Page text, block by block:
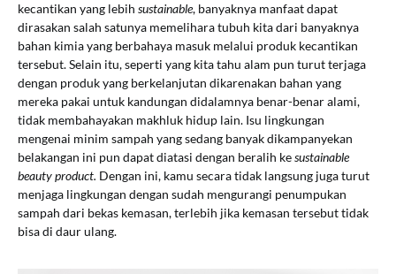
kecantikan yang lebih sustainable, banyaknya manfaat dapat
dirasakan salah satunya memelihara tubuh kita dari banyaknya
bahan kimia yang berbahaya masuk melalui produk kecantikan
tersebut. Selain itu, seperti yang kita tahu alam pun turut terjaga
dengan produk yang berkelanjutan dikarenakan bahan yang
mereka pakai untuk kandungan didalamnya benar-benar alami,
tidak membahayakan makhluk hidup lain. Isu lingkungan
mengenai minim sampah yang sedang banyak dikampanyekan
belakangan ini pun dapat diatasi dengan beralih kesustainable
beauty product. Dengan ini, kamu secara tidak langsung juga turut
menjaga lingkungan dengan sudah mengurangi penumpukan
sampah dari bekas kemasan, terlebih jika kemasan tersebut tidak
bisa di daur ulang.